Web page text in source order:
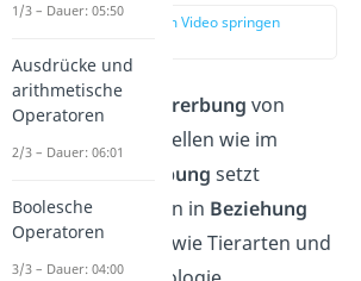
zur Stelle im Video springen
Du kannst dir die Vererbung von
Klassen in Java vorstellen wie im
Vererbung setzt
verschiedene Klassen in Beziehung
zueinander, ähnlich wie Tierarten und
1/3 – Dauer: 05:50
Ausdrücke und
arithmetische
Operatoren
2/3 – Dauer: 06:01
Boolesche
Operatoren
3/3 – Dauer: 04:00